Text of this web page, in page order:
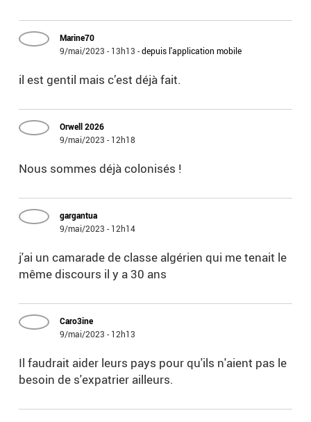
Marine70
9/mai/2023 - 13h13 -depuis l'application mobile
il est gentil mais c’est déjà fait.
Orwell 2026
9/mai/2023 - 12h18
Nous sommes déjà colonisés !
gargantua
9/mai/2023 - 12h14
j'ai un camarade de classe algérien qui me tenait le
même discours il y a 30 ans
Caro3ine
9/mai/2023 - 12h13
Il faudrait aider leurs pays pour qu'ils n'aient pas le
besoin de s'expatrier ailleurs.